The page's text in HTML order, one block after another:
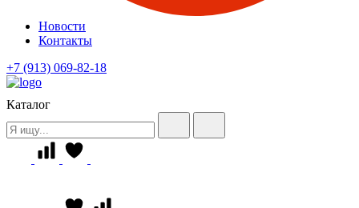
Новости
Контакты
+7 (913) 069-82-18
Каталог